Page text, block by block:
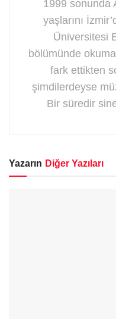
1999 sonunda
yaşlarını
Üniversitesi
bölümünde
fark ettikten
şimdilerdeyse
Bir süredir
Yazarın Diğer Yazıları